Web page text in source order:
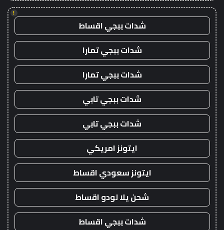
!
شدات ببجي اقساط
شدات ببجي تمارا
شدات ببجي تمارا
شدات ببجي تابي
شدات ببجي تابي
ايتونز امريكي
ايتونز سعودي اقساط
شحن يلا لودو اقساط
شدات ببجي اقساط